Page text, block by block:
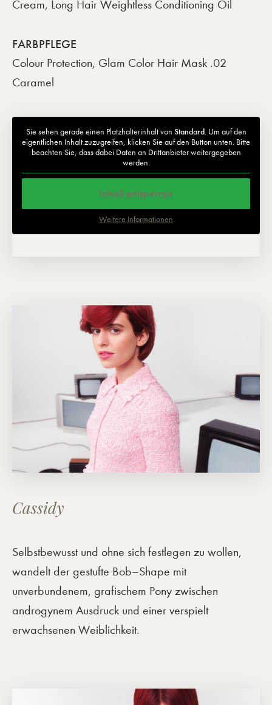
Cream, Long Hair Weightless Conditioning Oil
FARBPFLEGE
Colour Protection, Glam Color Hair Mask .02
Caramel
Sie sehen gerade einen Platzhalterinhalt von Standard. Um auf den
eigentlichen Inhalt zuzugreifen, klicken Sie auf den Button unten. Bitte
beachten Sie, dass dabei Daten an Drittanbieter weitergegeben
werden.
Inhalt entsperren
Weitere Informationen
Cassidy
Selbstbewusst und ohne sich festlegen zu wollen,
wandelt der gestufte Bob–Shape mit
unverbundenem, grafischem Pony zwischen
androgynem Ausdruck und einer verspielt
erwachsenen Weiblichkeit.